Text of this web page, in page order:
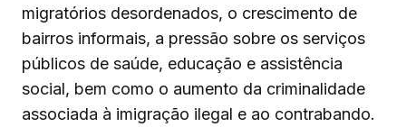
migratórios desordenados, o crescimento de
bairros informais, a pressão sobre os serviços
públicos de saúde, educação e assistência
social, bem como o aumento da criminalidade
associada à imigração ilegal e ao contrabando.